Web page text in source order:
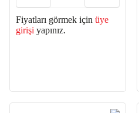
Fiyatları görmek için üye
girişi yapınız.